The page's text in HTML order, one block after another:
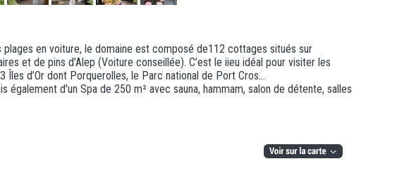
en voiture, le domaine est composé de112 cottages situés sur
et de pins d’Alep (Voiture conseillée). C’est le iieu idéal pour visiter les
d’Or dont Porquerolles, le Parc national de Port Cros...
d'un Spa de 250 m² avec sauna, hammam, salon de détente, salles